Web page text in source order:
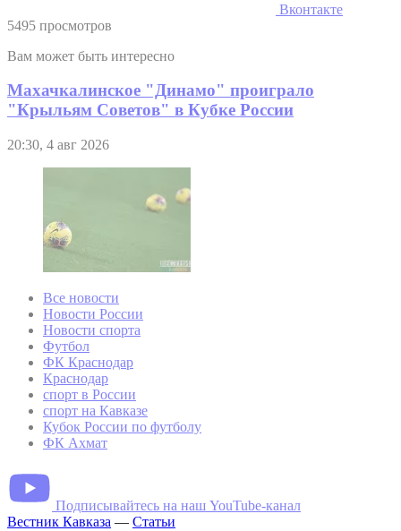
Вконтакте
5495 просмотров
Вам может быть интересно
Махачкалинское "Динамо" проиграло
"Крыльям Советов" в Кубке России
20:30, 4 авг 2026
Все новости
Новости России
Новости спорта
Футбол
ФК Краснодар
Краснодар
спорт в России
спорт на Кавказе
Кубок России по футболу
ФК Ахмат
Подписывайтесь на наш YouTube-канал
Вестник Кавказа — Статьи